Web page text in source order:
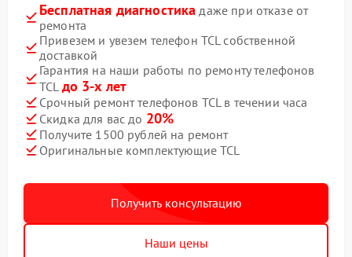
Бесплатная диагностика даже при отказе от
ремонта
Привезем и увезем телефон TCL собственной
доставкой
Гарантия на наши работы по ремонту телефонов
TCL до 3-х лет
Срочный ремонт телефонов TCL в течении часа
Скидка для вас до 20%
Получите 1500 рублей на ремонт
Оригинальные комплектующие TCL
Получить консультацию
Наши цены